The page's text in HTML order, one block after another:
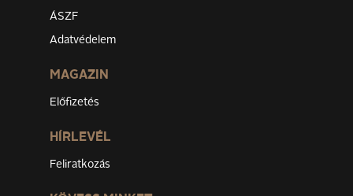
ÁSZF
Adatvédelem
MAGAZIN
Előfizetés
HÍRLEVÉL
Feliratkozás